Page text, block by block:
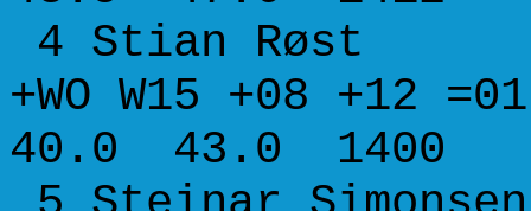
4 Stian
+WO W15 +08
40.0 43.0 1400